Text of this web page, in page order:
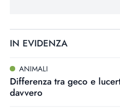
IN EVIDENZA
ANIMALI
Differenza tra geco e
davvero